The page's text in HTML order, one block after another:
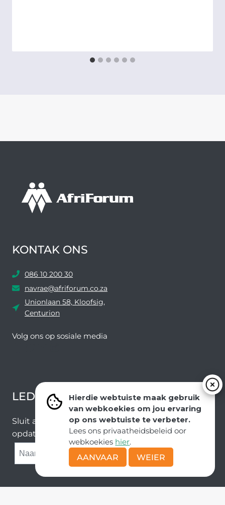
Hierdie webtuiste maak gebruik
van webkoekies om jou ervaring
op ons webtuiste te verbeter.
Lees ons privaatheidsbeleid oor
webkoekies hier.
AANVAAR
WEIER
KONTAK ONS
086 10 200 30
navrae@afriforum.co.za
Unionlaan 58, Kloofsig,
Centurion
Volg ons ​​op sosiale media
LEDEVOORDELE NUUSBRIEF
Sluit aan by ons e-poslys om die nuutste nuus en
opdaterings van ons span te ontvang.